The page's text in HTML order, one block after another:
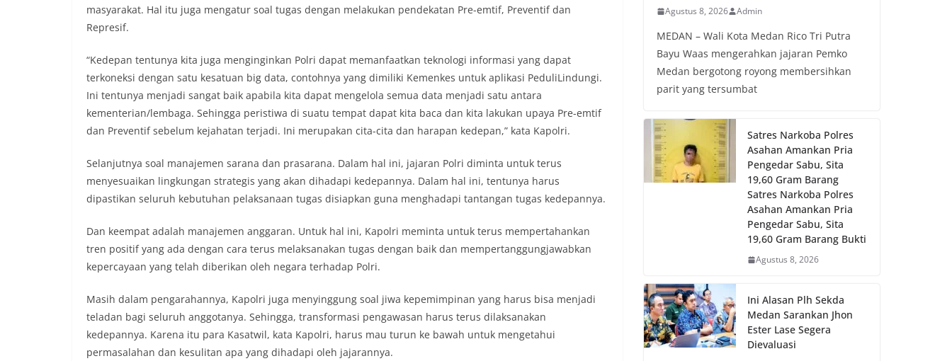
masyarakat. Hal itu juga mengatur soal tugas dengan melakukan pendekatan Pre-emtif, Preventif dan
Represif.
“Kedepan tentunya kita juga menginginkan Polri dapat memanfaatkan teknologi informasi yang dapat
terkoneksi dengan satu kesatuan big data, contohnya yang dimiliki Kemenkes untuk aplikasi PeduliLindungi.
Ini tentunya menjadi sangat baik apabila kita dapat mengelola semua data menjadi satu antara
kementerian/lembaga. Sehingga peristiwa di suatu tempat dapat kita baca dan kita lakukan upaya Pre-emtif
dan Preventif sebelum kejahatan terjadi. Ini merupakan cita-cita dan harapan kedepan,” kata Kapolri.
Selanjutnya soal manajemen sarana dan prasarana. Dalam hal ini, jajaran Polri diminta untuk terus
menyesuaikan lingkungan strategis yang akan dihadapi kedepannya. Dalam hal ini, tentunya harus
dipastikan seluruh kebutuhan pelaksanaan tugas disiapkan guna menghadapi tantangan tugas kedepannya.
Dan keempat adalah manajemen anggaran. Untuk hal ini, Kapolri meminta untuk terus mempertahankan
tren positif yang ada dengan cara terus melaksanakan tugas dengan baik dan mempertanggungjawabkan
kepercayaan yang telah diberikan oleh negara terhadap Polri.
Masih dalam pengarahannya, Kapolri juga menyinggung soal jiwa kepemimpinan yang harus bisa menjadi
teladan bagi seluruh anggotanya. Sehingga, transformasi pengawasan harus terus dilaksanakan
kedepannya. Karena itu para Kasatwil, kata Kapolri, harus mau turun ke bawah untuk mengetahui
permasalahan dan kesulitan apa yang dihadapi oleh jajarannya.
Agustus 8, 2026 Admin
MEDAN – Wali Kota Medan Rico Tri Putra
Bayu Waas mengerahkan jajaran Pemko
Medan bergotong royong membersihkan
parit yang tersumbat
Satres Narkoba Polres
Asahan Amankan Pria
Pengedar Sabu, Sita
19,60 Gram Barang
Satres Narkoba Polres
Asahan Amankan Pria
Pengedar Sabu, Sita
19,60 Gram Barang Bukti
Agustus 8, 2026
Ini Alasan Plh Sekda
Medan Sarankan Jhon
Ester Lase Segera
Dievaluasi